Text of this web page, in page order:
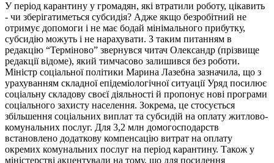
У період карантину у громадян, які втратили роботу, цікавить
- чи зберігатиметься субсидія? Адже якщо безробітний не
отримує допомоги і не має бодай мінімального прибутку,
субсидію можуть і не нарахувати. З таким питанням в
редакцію “Терміново” звернувся читач Олександр (прізвище
редакції відоме), який тимчасово залишився без роботи.
Міністр соціальної політики Марина Лазебна зазначила, що з
урахуванням складної епідеміологічної ситуації Уряд посилює
соціальну складову своєї діяльності й пропонує нові програми
соціального захисту населення. Зокрема, це стосується
збільшення соціальних виплат та субсидій на оплату житлово-
комунальних послуг. Для 3,2 млн домогосподарств
встановлено додаткову компенсацію витрат на оплату
окремих комунальних послуг на період карантину. Також у
міністерстві акцентували на тому, що для посилення